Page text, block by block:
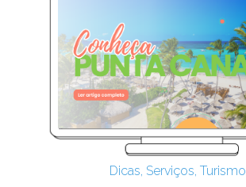
Dicas, Serviços, Turismo